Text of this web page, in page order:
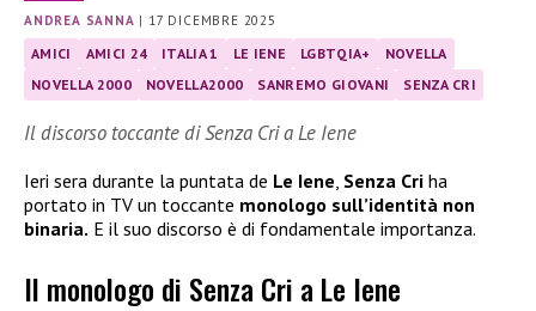
ANDREA SANNA | 17 DICEMBRE 2025
AMICI AMICI 24 ITALIA 1 LE IENE LGBTQIA+
NOVELLA
NOVELLA 2000
NOVELLA2000 SANREMO GIOVANI SENZA CRI
Il discorso toccante di Senza Cri a Le Iene
Ieri sera durante la puntata de Le Iene Senza Cri ha
portato in TV un toccante monologo sull’identità non
binaria. E il suo discorso è di fondamentale importanza.
Il monologo di Senza Cri a Le Iene